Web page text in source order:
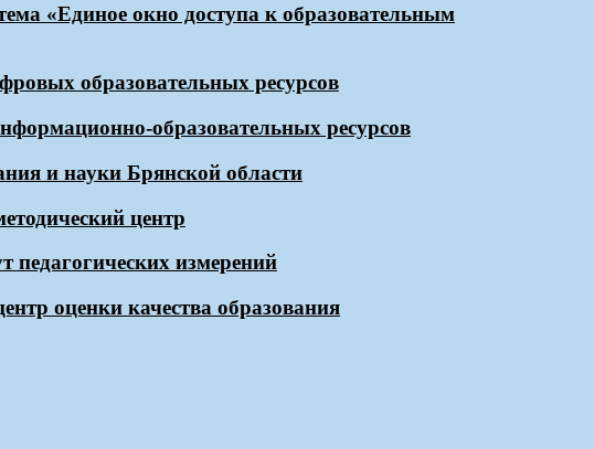
«Единое окно доступа к образовательным
образовательных ресурсов
образовательных ресурсов
и науки Брянской области
центр
педагогических измерений
оценки качества образования